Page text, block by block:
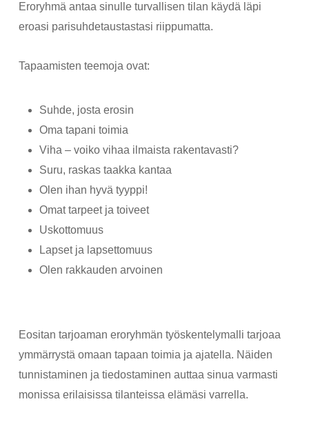
Eroryhmä antaa sinulle turvallisen tilan käydä läpi
eroasi parisuhdetaustastasi riippumatta.
Tapaamisten teemoja ovat:
Suhde, josta erosin
Oma tapani toimia
Viha – voiko vihaa ilmaista rakentavasti?
Suru, raskas taakka kantaa
Olen ihan hyvä tyyppi!
Omat tarpeet ja toiveet
Uskottomuus
Lapset ja lapsettomuus
Olen rakkauden arvoinen
Eositan tarjoaman eroryhmän työskentelymalli tarjoaa
ymmärrystä omaan tapaan toimia ja ajatella. Näiden
tunnistaminen ja tiedostaminen auttaa sinua varmasti
monissa erilaisissa tilanteissa elämäsi varrella.